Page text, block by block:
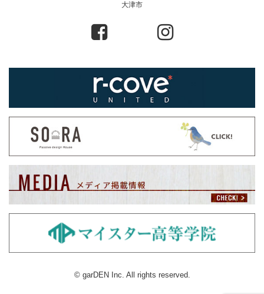
大津市
© garDEN Inc. All rights reserved.